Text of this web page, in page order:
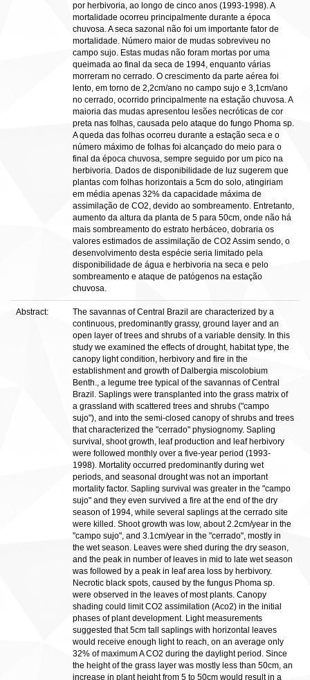
por herbivoria, ao longo de cinco anos (1993-1998). A
mortalidade ocorreu principalmente durante a época
chuvosa. A seca sazonal não foi um importante fator de
mortalidade. Número maior de mudas sobreviveu no
campo sujo. Estas mudas não foram mortas por uma
queimada ao final da seca de 1994, enquanto várias
morreram no cerrado. O crescimento da parte aérea foi
lento, em torno de 2,2cm/ano no campo sujo e 3,1cm/ano
no cerrado, ocorrido principalmente na estação chuvosa. A
maioria das mudas apresentou lesões necróticas de cor
preta nas folhas, causada pelo ataque do fungo Phoma sp.
A queda das folhas ocorreu durante a estação seca e o
número máximo de folhas foi alcançado do meio para o
final da época chuvosa, sempre seguido por um pico na
herbivoria. Dados de disponibilidade de luz sugerem que
plantas com folhas horizontais a 5cm do solo, atingiriam
em média apenas 32% da capacidade máxima de
assimilação de CO2, devido ao sombreamento. Entretanto,
aumento da altura da planta de 5 para 50cm, onde não há
mais sombreamento do estrato herbáceo, dobraria os
valores estimados de assimilação de CO2 Assim sendo, o
desenvolvimento desta espécie seria limitado pela
disponibilidade de água e herbivoria na seca e pelo
sombreamento e ataque de patógenos na estação
chuvosa.
Abstract:
The savannas of Central Brazil are characterized by a
continuous, predominantly grassy, ground layer and an
open layer of trees and shrubs of a variable density. In this
study we examined the effects of drought, habitat type, the
canopy light condition, herbivory and fire in the
establishment and growth of Dalbergia miscolobium
Benth., a legume tree typical of the savannas of Central
Brazil. Saplings were transplanted into the grass matrix of
a grassland with scattered trees and shrubs ("campo
sujo"), and into the semi-closed canopy of shrubs and trees
that characterized the "cerrado" physiognomy. Sapling
survival, shoot growth, leaf production and leaf herbivory
were followed monthly over a five-year period (1993-
1998). Mortality occurred predominantly during wet
periods, and seasonal drought was not an important
mortality factor. Sapling survival was greater in the "campo
sujo" and they even survived a fire at the end of the dry
season of 1994, while several saplings at the cerrado site
were killed. Shoot growth was low, about 2.2cm/year in the
"campo sujo", and 3.1cm/year in the "cerrado", mostly in
the wet season. Leaves were shed during the dry season,
and the peak in number of leaves in mid to late wet season
was followed by a peak in leaf area loss by herbivory.
Necrotic black spots, caused by the fungus Phoma sp.
were observed in the leaves of most plants. Canopy
shading could limit CO2 assimilation (Aco2) in the initial
phases of plant development. Light measurements
suggested that 5cm tall saplings with horizontal leaves
would receive enough light to reach, on an average only
32% of maximum A CO2 during the daylight period. Since
the height of the grass layer was mostly less than 50cm, an
increase in plant height from 5 to 50cm would result in a